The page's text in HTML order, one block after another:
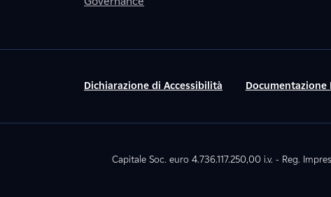
Dichiarazione di Accessibilità Documentazione
Capitale Soc. euro 4.736.117.250,00 i.v. - Reg.